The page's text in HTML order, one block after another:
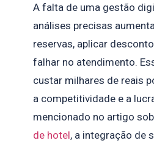
A falta de uma gestão
análises precisas
reservas, aplicar
falhar no atendimento.
custar milhares de reais
a competitividade e a
mencionado no artigo
de hotel, a integração de